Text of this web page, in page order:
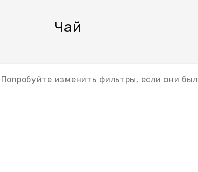
Чай
изменить фильтры, если они